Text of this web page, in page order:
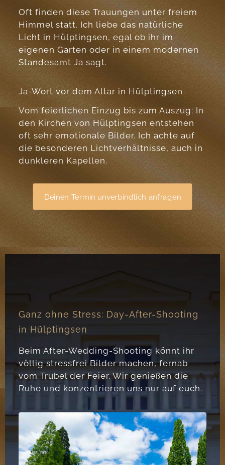
Oft finden diese Trauungen unter freiem
Himmel statt. Ich liebe das natürliche
Licht in Hülptingsen, egal ob ihr im
eigenen Garten oder in einem modernen
Standesamt Ja sagt.
Ja-Wort vor dem Altar in Hülptingsen
Vom feierlichen Einzug bis zum Auszug: In
den Kirchen von Hülptingsen entstehen
oft sehr emotionale Bilder. Ich achte auf
die besonderen Lichtverhältnisse, auch in
dunkleren Kapellen.
Deinen Termin unverbindlich anfragen
Ganz ohne Stress: Day-After-Shooting
in Hülptingsen
Beim After-Wedding-Shooting könnt ihr
völlig stressfrei Bilder machen, fernab
vom Trubel der Feier. Wir genießen die
Ruhe und konzentrieren uns nur auf euch.